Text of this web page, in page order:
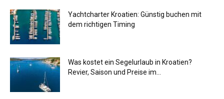
Yachtcharter Kroatien: Günstig buchen mit
dem richtigen Timing
Was kostet ein Segelurlaub in Kroatien?
Revier, Saison und Preise im...